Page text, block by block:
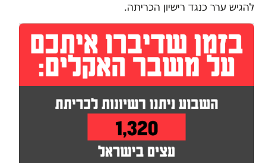
להגיש ערר כנגד רישיון הכריתה.